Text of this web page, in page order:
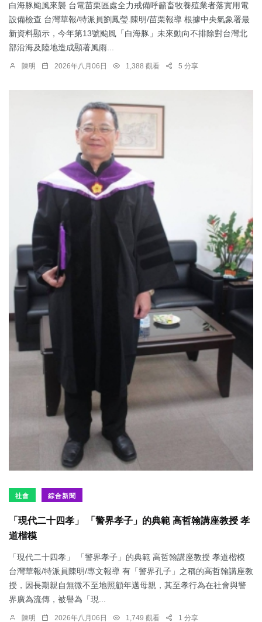
白海豚颱風來襲 台電苗栗區處全力戒備呼籲畜牧養殖業者落實用電
設備檢查 台灣華報/特派員劉鳳瑩.陳明/苗栗報導 根據中央氣象署最
新資料顯示，今年第13號颱風「白海豚」未來動向不排除對台灣北
部沿海及陸地造成顯著風雨...
陳明 2026年八月06日 1,388 觀看 5 分享
社會 綜合新聞
「現代二十四孝」 「警界孝子」的典範 高哲翰講座教授 孝
道楷模
「現代二十四孝」 「警界孝子」的典範 高哲翰講座教授 孝道楷模
台灣華報/特派員陳明/專文報導 有「警界孔子」之稱的高哲翰講座教
授，因長期親自無微不至地照顧年邁母親，其至孝行為在社會與警
界廣為流傳，被譽為「現...
陳明 2026年八月06日 1,749 觀看 1 分享